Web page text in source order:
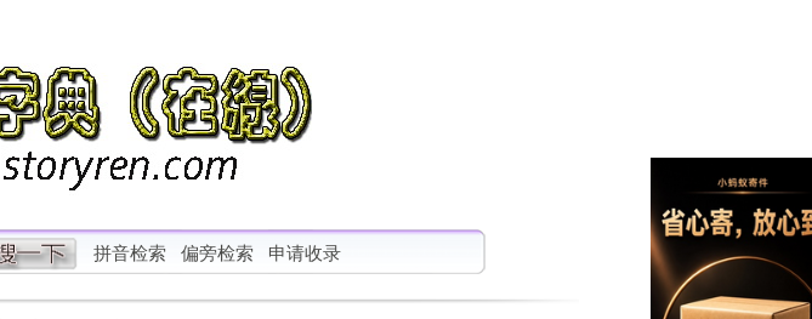
拼音检索 偏旁检索 申请收录